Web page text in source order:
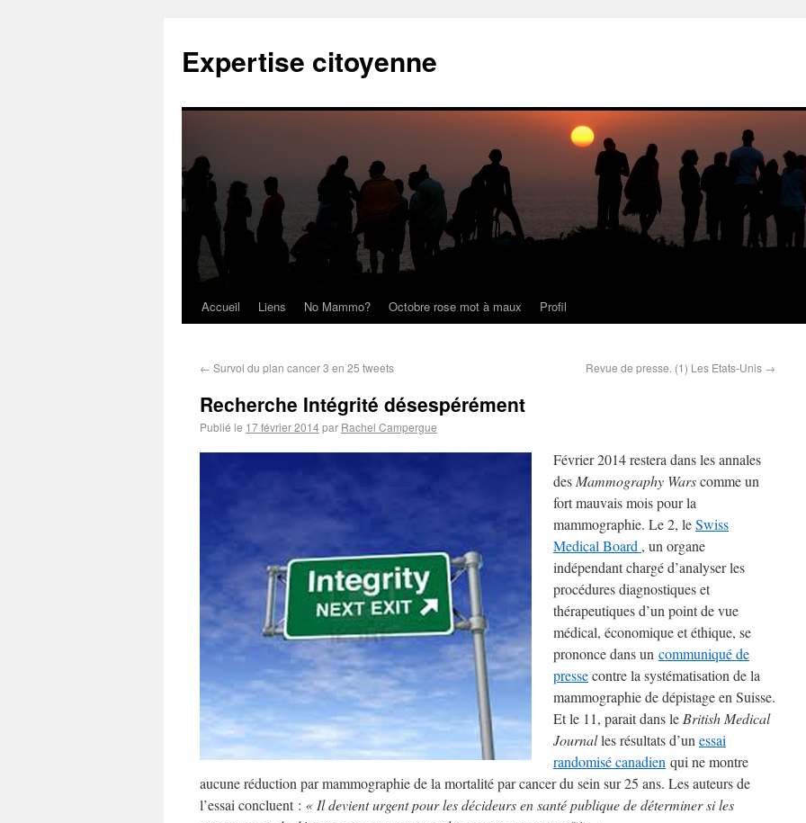
Expertise citoyenne
Accueil Liens No Mammo? Octobre rose mot à maux Profil
← Survol du plan cancer 3 en 25 tweets Revue de presse. (1) Les Etats-Unis →
Recherche Intégrité désespérément
Publié le 17 février 2014par Rachel Campergue
Février 2014 restera dans les annales
des Mammography Warscomme un
fort mauvais mois pour la
mammographie. Le 2, leSwiss
Medical Board , un organe
indépendant chargé d’analyser les
procédures diagnostiques et
thérapeutiques d’un point de vue
médical, économique et éthique, se
prononce dans un communiqué de
pressecontre la systématisation de la
mammographie de dépistage en Suisse.
Et le 11, parait dans le British Medical
Journalles résultats d’un essai
randomisé canadien qui ne montre
aucune réduction par mammographie de la mortalité par cancer du sein sur 25 ans. Les auteurs de
l’essai concluent : « Il devient urgent pour les décideurs en santé publique de déterminer si les